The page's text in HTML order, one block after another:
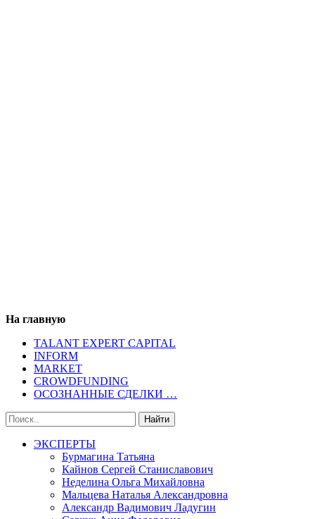
На главную
TALANT EXPERT CAPITAL
INFORM
MARKET
CROWDFUNDING
ОСОЗНАННЫЕ СДЕЛКИ …
ЭКСПЕРТЫ
Бурмагина Татьяна
Кайнов Сергей Станиславович
Неделина Ольга Михайловна
Мальцева Наталья Александровна
Александр Вадимович Ладугин